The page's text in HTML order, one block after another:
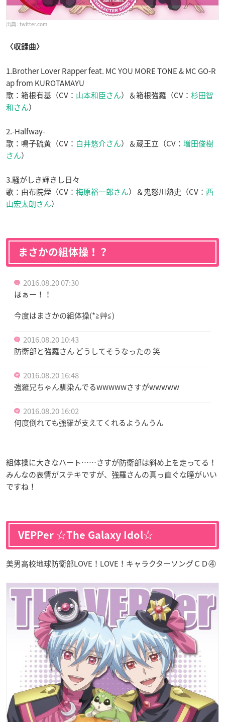
twitter.com
〈収録曲〉
1.Brother Lover Rapper feat. MC YOU MORE TONE & MC GO-R
ap from KUROTAMAYU
歌：箱根有基（CV： 山本和臣さん）＆箱根強羅（CV： 杉田智
和さん）
2.-Halfway-
歌：鳴子硫黄（CV： 白井悠介さん）＆蔵王立（CV： 増田俊樹
さん）
3.騒がしき輝きし日々
歌：由布院煙（CV： 梅原裕一郎さん）＆鬼怒川熱史（CV： 西
山宏太朗さん）
まさかの組体操！？
2016.08.20 07:30
ほぁー！！
今度はまさかの組体操(*≧艸≦)
2016.08.20 10:43
防衛部と強羅さん どうしてそうなったの 笑
2016.08.20 16:48
強羅兄ちゃん馴染んでるwwwwwさすがwwwww
2016.08.20 16:02
何度倒れても強羅が支えてくれるようんうん
組体操に大きなハート……さすが防衛部は斜め上を走ってる！
みんなの表情がステキですが、強羅さんの真っ直ぐな瞳がいい
ですね！
VEPPer ☆The Galaxy Idol☆
美男高校地球防衛部LOVE！LOVE！キャラクターソングＣＤ④